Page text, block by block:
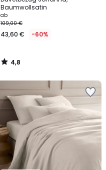
Baumwollsatin
ab
109,00 €
43,60 € -60%
4,8
/